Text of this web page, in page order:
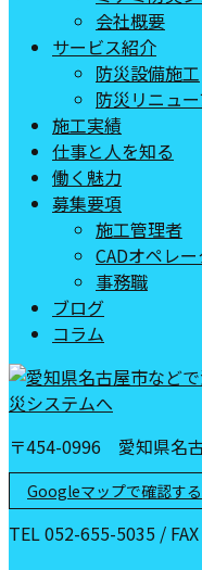
会社概要
サービス紹介
防災設備施工
防災リニュ
施工実績
仕事と人を知る
働く魅力
募集要項
施工管理者
CADオペレー
事務職
ブログ
コラム
〒454-0996 愛知県名
Googleマップで確認する
TEL 052-655-5035 /